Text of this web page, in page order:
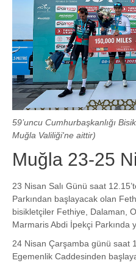
59’uncu Cumhurbaşkanlığı
Muğla Valiliği'ne aittir)
Muğla 23-25
23 Nisan Salı Günü saat
Parkından başlayacak olan
bisikletçiler Fethiye, Dalaman,
Marmaris Abdi İpekçi Parkında
24 Nisan Çarşamba günü saat
Egemenlik Caddesinden